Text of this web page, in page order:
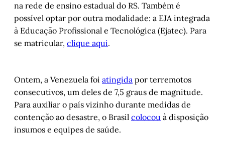
na rede de ensino estadual do RS. Também é
possível optar por outra modalidade: a EJA integrada
à Educação Profissional e Tecnológica (Ejatec). Para
se matricular, clique aqui.
Ontem, a Venezuela foi atingida por terremotos
consecutivos, um deles de 7,5 graus de magnitude.
Para auxiliar o país vizinho durante medidas de
contenção ao desastre, o Brasil colocou à disposição
insumos e equipes de saúde.